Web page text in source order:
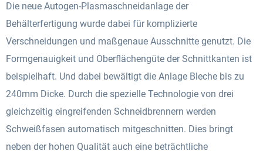
Die neue Autogen-Plasmaschneidanlage der
Behälterfertigung wurde dabei für komplizierte
Verschneidungen und maßgenaue Ausschnitte genutzt. Die
Formgenauigkeit und Oberflächengüte der Schnittkanten ist
beispielhaft. Und dabei bewältigt die Anlage Bleche bis zu
240mm Dicke. Durch die spezielle Technologie von drei
gleichzeitig eingreifenden Schneidbrennern werden
Schweißfasen automatisch mitgeschnitten. Dies bringt
neben der hohen Qualität auch eine beträchtliche